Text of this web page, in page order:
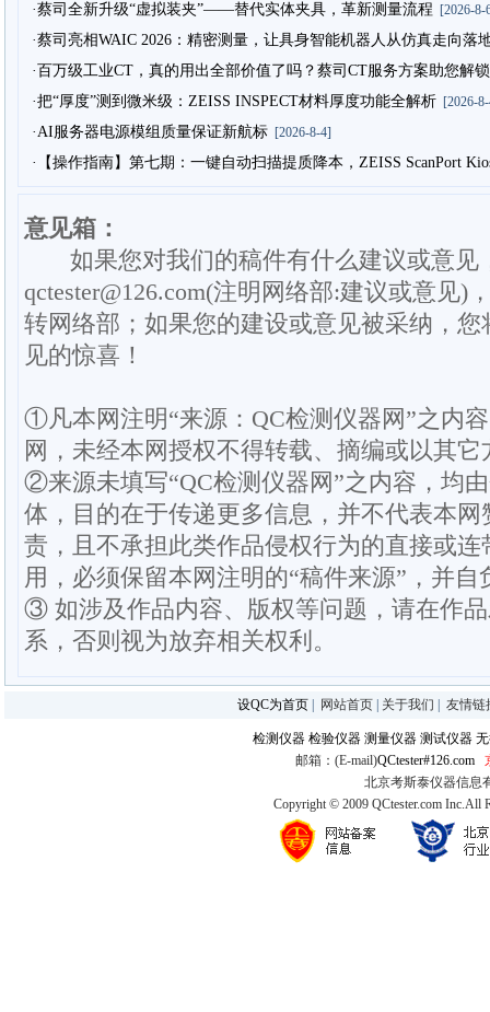
·蔡司全新升级“虚拟装夹”——替代实体夹具，革新测量流程 [2026-8-
·蔡司亮相WAIC 2026：精密测量，让具身智能机器人从仿真走向落
·百万级工业CT，真的用出全部价值了吗？蔡司CT服务方案助您解
·把“厚度”测到微米级：ZEISS INSPECT材料厚度功能全解析[2026-8-
·AI服务器电源模组质量保证新航标[2026-8-4]
·【操作指南】第七期：一键自动扫描提质降本，ZEISS ScanPort
意见箱：
如果您对我们的稿件有什么建议或意见
qctester@126.com(注明网络部:建议或意见)
转网络部；如果您的建设或意见被采纳，
见的惊喜！
①凡本网注明“来源：QC检测仪器网”之内
网，未经本网授权不得转载、摘编或以其它
②来源未填写“QC检测仪器网”之内容，均
体，目的在于传递更多信息，并不代表本
责，且不承担此类作品侵权行为的直接或
用，必须保留本网注明的“稿件来源”，并
③ 如涉及作品内容、版权等问题，请在作
系，否则视为放弃相关权利。
设QC为首页 网站首页 关于我们 友情链
检测仪器 检验仪器 测量仪器 测试仪器
邮箱：(E-mail)QCtester#126.com
北京考斯泰仪器信息
Copyright © 2009 QCtester.com Inc.All